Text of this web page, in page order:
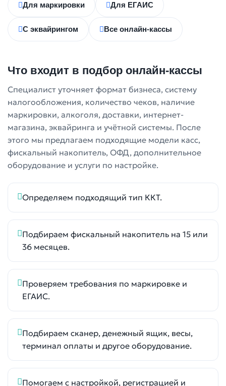
Для маркировки Для ЕГАИС
С эквайрингом Все онлайн-кассы
Что входит в подбор онлайн-кассы
Специалист уточняет формат бизнеса, систему
налогообложения, количество чеков, наличие
маркировки, алкоголя, доставки, интернет-
магазина, эквайринга и учётной системы. После
этого мы предлагаем подходящие модели касс,
фискальный накопитель, ОФД, дополнительное
оборудование и услуги по настройке.
Определяем подходящий тип ККТ.
Подбираем фискальный накопитель на 15 или
36 месяцев.
Проверяем требования по маркировке и
ЕГАИС.
Подбираем сканер, денежный ящик, весы,
терминал оплаты и другое оборудование.
Помогаем с настройкой, регистрацией и